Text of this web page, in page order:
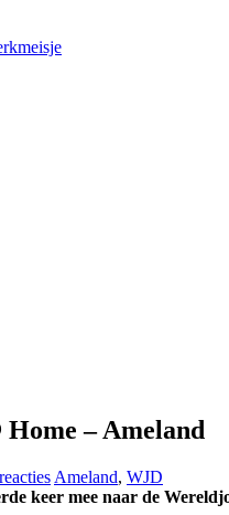
– Ameland
Ameland, WJD
keer mee naar de